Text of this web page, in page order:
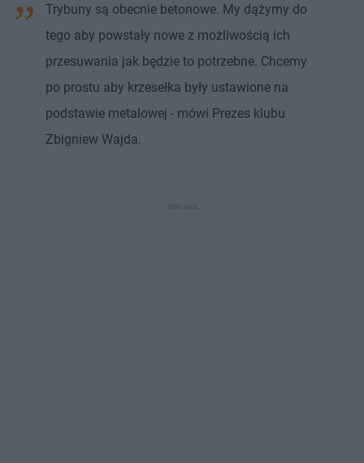
Trybuny są obecnie betonowe. My dążymy do
tego aby powstały nowe z możliwością ich
przesuwania jak będzie to potrzebne. Chcemy
po prostu aby krzesełka były ustawione na
podstawie metalowej - mówi Prezes klubu
Zbigniew Wajda.